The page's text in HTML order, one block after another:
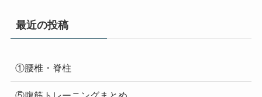
最近の投稿
①腰椎・脊柱